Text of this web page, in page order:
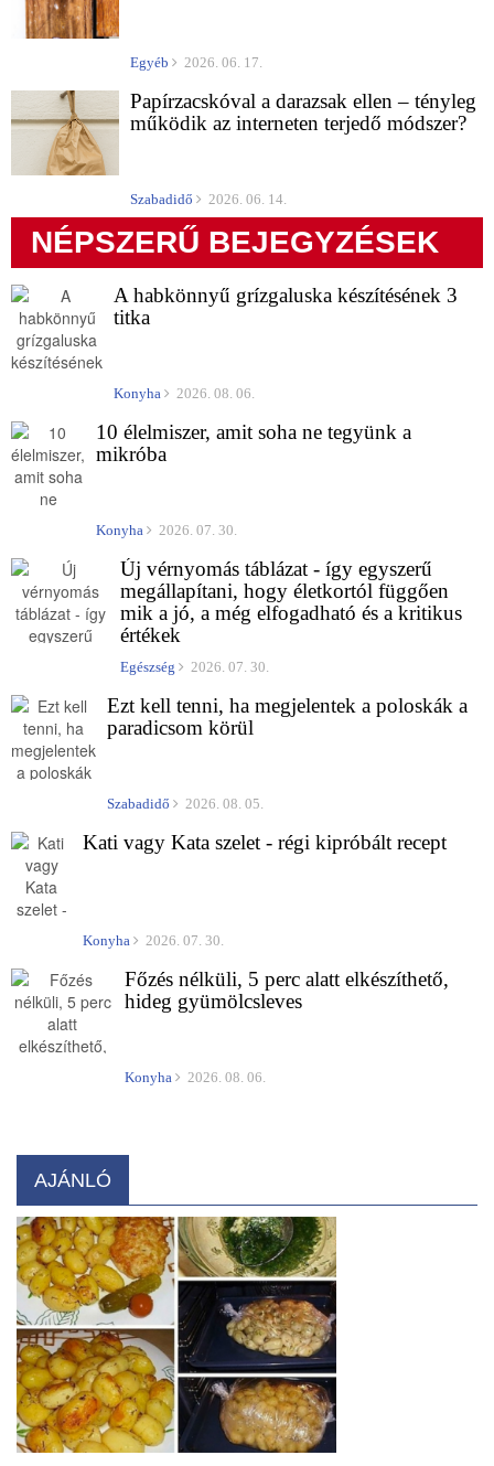
Egyéb 2026. 06. 17.
Papírzacskóval a darazsak ellen – tényleg
működik az interneten terjedő módszer?
Szabadidő 2026. 06. 14.
NÉPSZERŰ BEJEGYZÉSEK
A habkönnyű grízgaluska készítésének 3
titka
Konyha 2026. 08. 06.
10 élelmiszer, amit soha ne tegyünk a
mikróba
Konyha 2026. 07. 30.
Új vérnyomás táblázat - így egyszerű
megállapítani, hogy életkortól függően
mik a jó, a még elfogadható és a kritikus
értékek
Egészség 2026. 07. 30.
Ezt kell tenni, ha megjelentek a poloskák a
paradicsom körül
Szabadidő 2026. 08. 05.
Kati vagy Kata szelet - régi kipróbált recept
Konyha 2026. 07. 30.
Főzés nélküli, 5 perc alatt elkészíthető,
hideg gyümölcsleves
Konyha 2026. 08. 06.
AJÁNLÓ